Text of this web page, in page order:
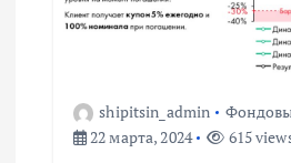
shipitsin_admin
22 марта, 2024
615